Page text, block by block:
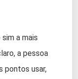
a mais
a pessoa
pontos usar,